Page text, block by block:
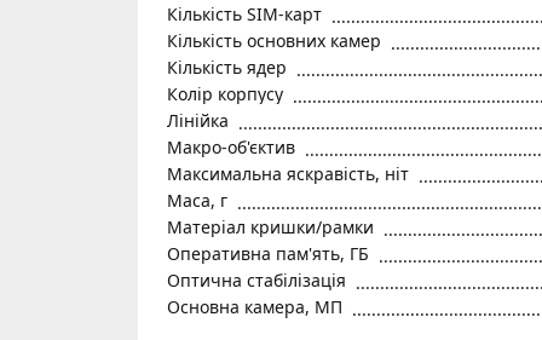
Кількість SIM-карт
Кількість основних камер
Кількість ядер
Колір корпусу
Лінійка
Макро-об'єктив
Максимальна яскравість, ніт
Маса, г
Матеріал кришки/рамки
Оперативна пам'ять, ГБ
Оптична стабілізація
Основна камера, МП